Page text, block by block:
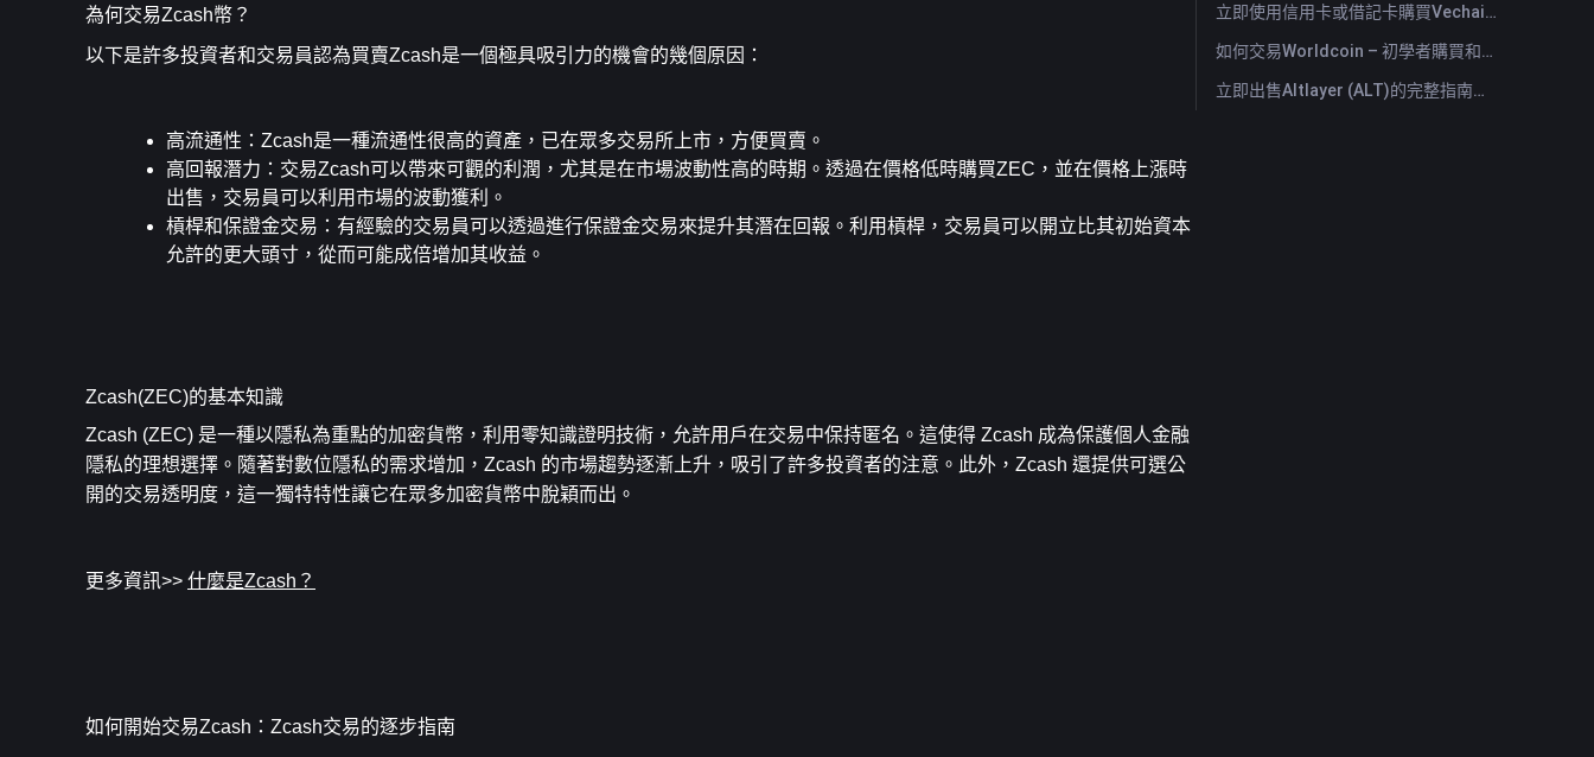
為何交易Zcash幣？
以下是許多投資者和交易員認為買賣Zcash是一個極具吸引力的機會的幾個原因：
高流通性 ：Zcash是一種流通性很高的資產，已在眾多交易所上市，方便買賣。
高回報潛力 ：交易Zcash可以帶來可觀的利潤，尤其是在市場波動性高的時期。透過在價格低時購買ZEC，並在價格上漲時
出售，交易員可以利用市場的波動獲利。
槓桿和保證金交易 ：有經驗的交易員可以透過進行保證金交易來提升其潛在回報。利用槓桿，交易員可以開立比其初始資本
允許的更大頭寸，從而可能成倍增加其收益。
Zcash(ZEC)的基本知識
Zcash (ZEC) 是一種以隱私為重點的加密貨幣，利用零知識證明技術，允許用戶在交易中保持匿名。這使得 Zcash 成為保護個人金融
隱私的理想選擇。隨著對數位隱私的需求增加，Zcash 的市場趨勢逐漸上升，吸引了許多投資者的注意。此外，Zcash 還提供可選公
開的交易透明度，這一獨特特性讓它在眾多加密貨幣中脫穎而出。
更多資訊>> 什麼是Zcash？
如何開始交易Zcash：Zcash交易的逐步指南
立即使用信用卡或借記卡購買Vechain (VET)
如何交易Worldcoin – 初學者購買和出售WLD的指南與技巧
立即出售Altlayer (ALT)的完整指南：快速出售Altlayer的方法